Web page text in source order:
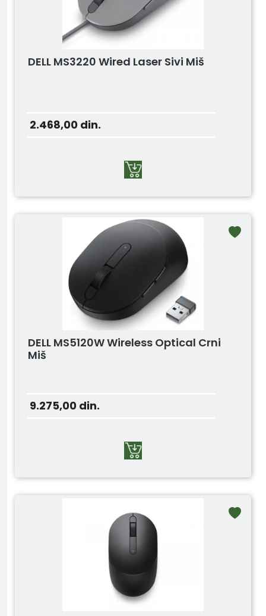
DELL MS3220 Wired Laser Sivi Miš
2.468,00 din.
DELL MS5120W Wireless Optical Crni
Miš
9.275,00 din.